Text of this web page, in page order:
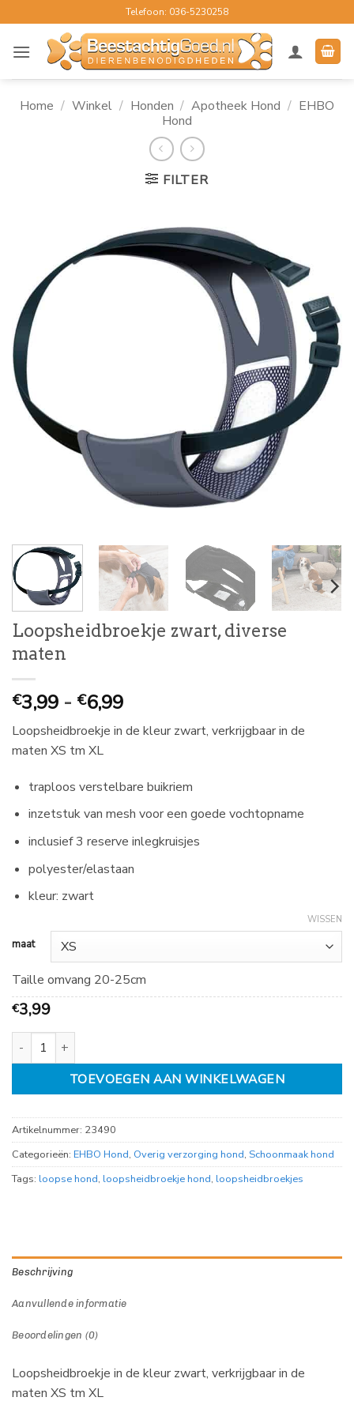
naar
inhoud
Telefoon: 036-5230258
Home / Winkel / Honden / Apotheek Hond / EHBO
Hond
FILTER
Loopsheidbroekje zwart, diverse
maten
€3,99 - €6,99Prijsklasse:
€
3,99
6,99
Loopsheidbroekje in de kleur zwart, verkrijgbaar in de
maten XS tm XL
traploos verstelbare buikriem
inzetstuk van mesh voor een goede vochtopname
inclusief 3 reserve inlegkruisjes
polyester/elastaan
kleur: zwart
maat
WISSEN
Taille omvang 20-25cm
€3,99
Loopsheidbroekje zwart, diverse maten aantal
TOEVOEGEN AAN WINKELWAGEN
Artikelnummer: 23490
Categorieën: EHBO Hond, Overig verzorging hond, Schoonmaak hond
Tags: loopse hond, loopsheidbroekje hond, loopsheidbroekjes
Beschrijving
Aanvullende informatie
Beoordelingen (0)
Loopsheidbroekje in de kleur zwart, verkrijgbaar in de
maten XS tm XL